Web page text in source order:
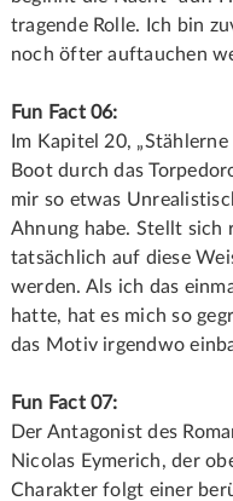
tragende Rolle. Ich bin
noch öfter auftauchen
Fun Fact 06:
Im Kapitel 20,
Boot durch das
mir so etwas
Ahnung habe. Stellt sich
tatsächlich auf diese
werden. Als ich das
hatte, hat es mich so
das Motiv irgendwo
Fun Fact 07:
Der Antagonist des
Nicolas Eymerich, der
Charakter folgt einer